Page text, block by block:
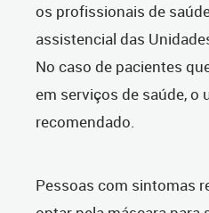
os profissionais de
assistencial das
No caso de pacientes
em serviços de saúde, o
recomendado.
Pessoas com sintomas